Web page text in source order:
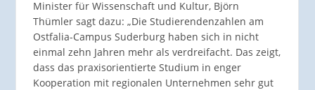
Minister für Wissenschaft und Kultur, Björn
Thümler sagt dazu: „Die Studierendenzahlen am
Ostfalia-Campus Suderburg haben sich in nicht
einmal zehn Jahren mehr als verdreifacht. Das zeigt,
dass das praxisorientierte Studium in enger
Kooperation mit regionalen Unternehmen sehr gut